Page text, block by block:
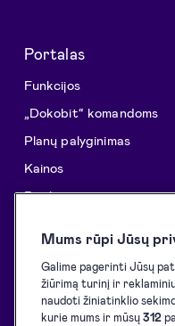
Portalas
Funkcijos
„Dokobit“ komandoms
Planų palyginimas
Kainos
Patikimumas
galimybes
Sprendimai
API sprendimai
Mums rūpi Jūsų
Galime pagerinti Jūsų
žiūrimą turinį ir
naudoti žiniatinklio
kurie mums ir mūsų312